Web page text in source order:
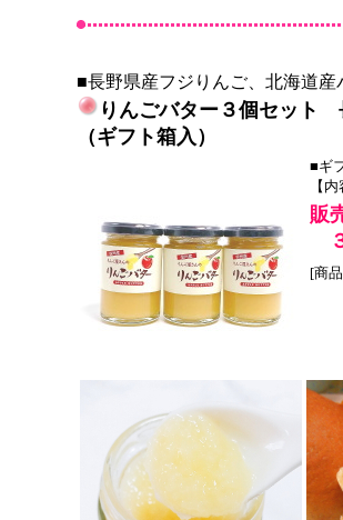
■長野県産フジりんご、北海道産
りんごバター３個セット
（ギフト箱入）
■ギ
【
販
[商